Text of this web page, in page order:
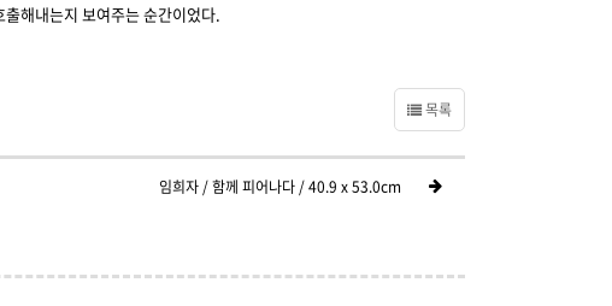
해내는지 보여주는 순간이었다.
목록
임희자 / 함께 피어나다 / 40.9 x 53.0cm